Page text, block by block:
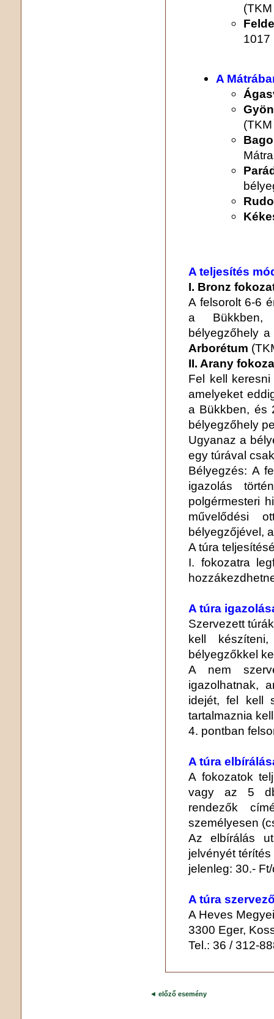
1017
A
A teljesítés
I. Bronz
A felsorolt 6-6
a Bükkben,
bélyegzőhely
Arborétum
II. Arany
Fel kell
amelyeket
a Bükkben, és
bélyegzőhely
Ugyanaz a
egy túrával
Bélyegzés: A
igazolás
polgérmesteri
művelődési
bélyegzőjével,
A túra
I. fokozatra
A túra
Szervezett
kell
bélyegzőkkel
A nem
igazolhatnak,
idejét, fel kell
tartalmaznia
4. pontban
A túra
A fokozatok
vagy az 5
rendezők
személyesen
Az elbírálás
jelvényét
jelenleg: 30.-
A túra
A Heves
3300 Eger,
Tel.: 36 / 312-
◄ előző esemény